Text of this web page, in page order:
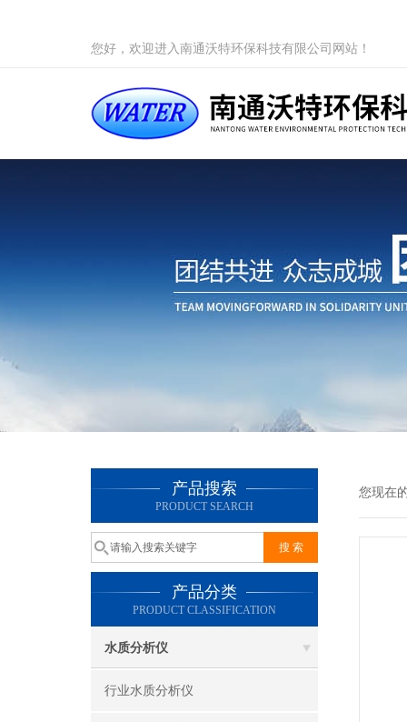
您好，欢迎进入南通沃特环保科技有限公司网站！
产品搜索
PRODUCT SEARCH
产品分类
PRODUCT CLASSIFICATION
水质分析仪
行业水质分析仪
您现在